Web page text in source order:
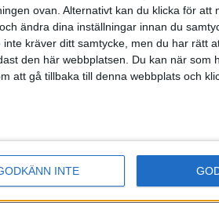
ovan. Alternativt kan du klicka för att
ändra dina inställningar innan du
kräver ditt samtycke, men du har rätt
den här webbplatsen. Du kan när som
att gå tillbaka till denna webbplats och
INTE
Hedins Skyttefond. Intresset har varit
kommer årets projektstöd att släppas